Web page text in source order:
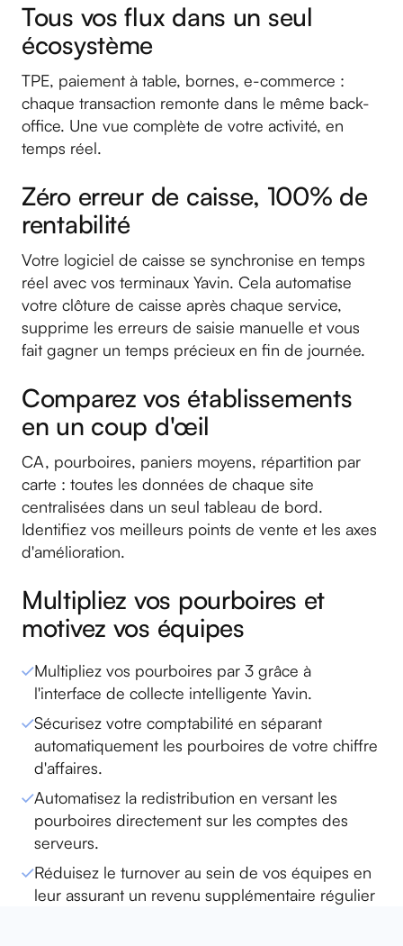
Tous vos flux dans un seul
écosystème
TPE, paiement à table, bornes, e-commerce :
chaque transaction remonte dans le même back-
office. Une vue complète de votre activité, en
temps réel.
Zéro erreur de caisse, 100% de
rentabilité
Votre logiciel de caisse se synchronise en temps
réel avec vos terminaux Yavin. Cela automatise
votre clôture de caisse après chaque service,
supprime les erreurs de saisie manuelle et vous
fait gagner un temps précieux en fin de journée.
Comparez vos établissements
en un coup d'œil
CA, pourboires, paniers moyens, répartition par
carte : toutes les données de chaque site
centralisées dans un seul tableau de bord.
Identifiez vos meilleurs points de vente et les axes
d'amélioration.
Multipliez vos pourboires et
motivez vos équipes
Multipliez vos pourboires par 3 grâce à
l'interface de collecte intelligente Yavin.
Sécurisez votre comptabilité en séparant
automatiquement les pourboires de votre chiffre
d'affaires.
Automatisez la redistribution en versant les
pourboires directement sur les comptes des
serveurs.
Réduisez le turnover au sein de vos équipes en
leur assurant un revenu supplémentaire régulier